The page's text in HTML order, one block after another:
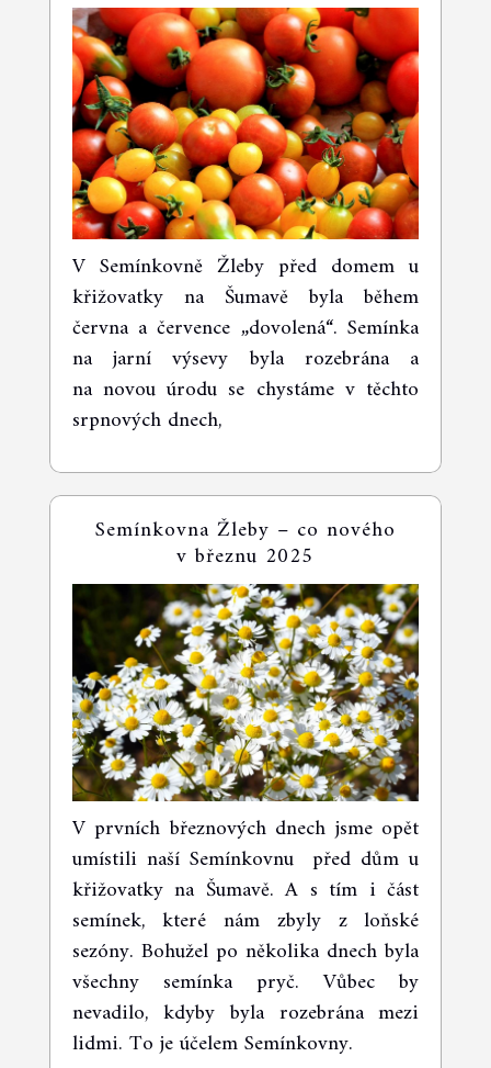
V Semínkovně Žleby před domem u
křižovatky na Šumavě byla během
června a července „dovolená“. Semínka
na jarní výsevy byla rozebrána a
na novou úrodu se chystáme v těchto
srpnových dnech,
Semínkovna Žleby – co nového
v březnu 2025
V prvních březnových dnech jsme opět
umístili naší Semínkovnu před dům u
křižovatky na Šumavě. A s tím i část
semínek, které nám zbyly z loňské
sezóny. Bohužel po několika dnech byla
všechny semínka pryč. Vůbec by
nevadilo, kdyby byla rozebrána mezi
lidmi. To je účelem Semínkovny.